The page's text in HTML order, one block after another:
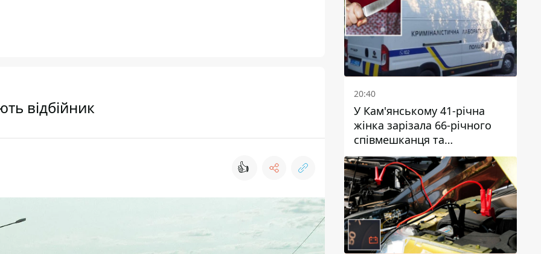
відбійник
👍
20:40
У Кам'янському 41-річна
жінка зарізала 66-річного
співмешканця та
намагалась обманути
поліцейських